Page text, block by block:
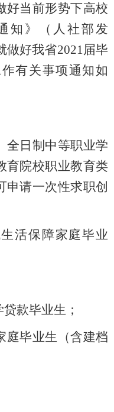
好当前形势下高校
知》（人社部发
做好我省2021届毕
有关事项通知如
全日制中等职业学
育院校职业教育类
申请一次性求职创
活保障家庭毕业
款毕业生；
庭毕业生（含建档